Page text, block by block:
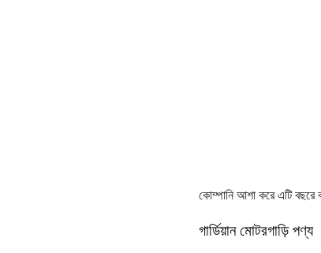
কোম্পানি আশা করে এটি বছরে
গার্ডিয়ান মোটরগাড়ি পণ্য